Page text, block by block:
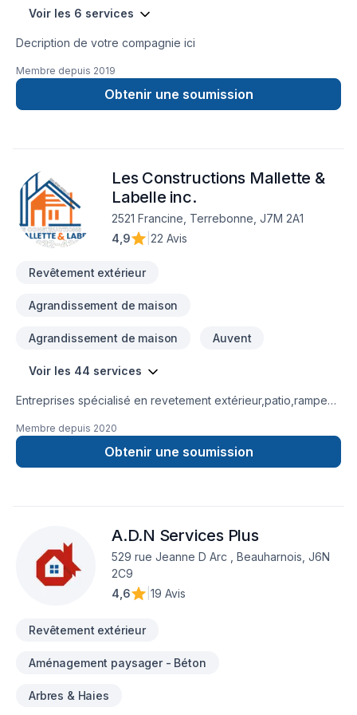
Voir les 6 services
Decription de votre compagnie ici
Membre depuis 2019
Obtenir une soumission
Les Constructions Mallette &
Labelle inc.
2521 Francine, Terrebonne, J7M 2A1
4,9
22 Avis
Revêtement extérieur
Agrandissement de maison
Agrandissement de maison Auvent
Voir les 44 services
Entreprises spécialisé en revetement extérieur,patio,rampe
Membre depuis 2020
Obtenir une soumission
A.D.N Services Plus
529 rue Jeanne D Arc , Beauharnois, J6N
2C9
4,6
19 Avis
Revêtement extérieur
Aménagement paysager - Béton
Arbres & Haies